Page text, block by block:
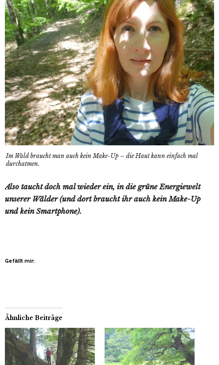
Im Wald braucht man auch kein Make-Up – die Haut kann einfach mal
durchatmen.
Also taucht doch mal wieder ein, in die grüne Energiewelt
unserer Wälder (und dort braucht ihr auch kein Make-Up
und kein Smartphone).
Gefällt mir:
Ähnliche Beiträge